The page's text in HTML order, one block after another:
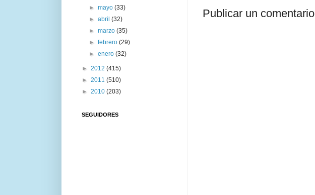
Publicar un comentario
►mayo(33)
►abril(32)
►marzo(35)
►febrero(29)
►enero(32)
► 2012 (415)
► 2011 (510)
► 2010 (203)
SEGUIDORES